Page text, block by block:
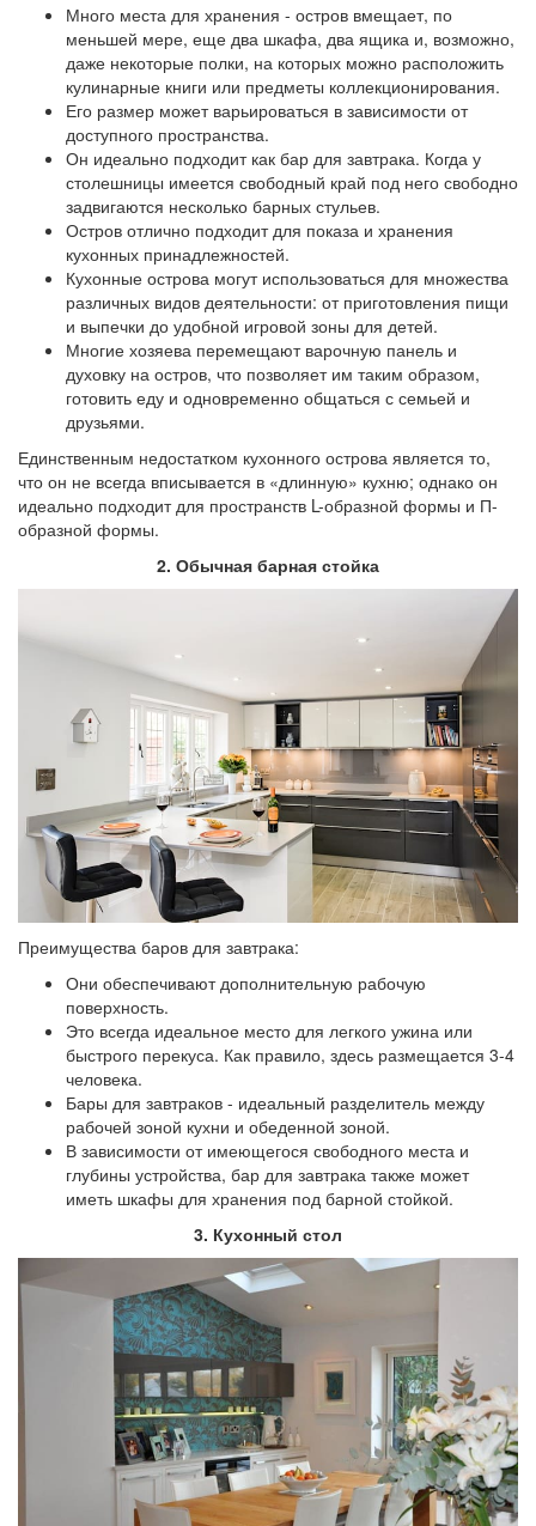
Много места для хранения - остров вмещает, по
меньшей мере, еще два шкафа, два ящика и, возможно,
даже некоторые полки, на которых можно расположить
кулинарные книги или предметы коллекционирования.
Его размер может варьироваться в зависимости от
доступного пространства.
Он идеально подходит как бар для завтрака. Когда у
столешницы имеется свободный край под него свободно
задвигаются несколько барных стульев.
Остров отлично подходит для показа и хранения
кухонных принадлежностей.
Кухонные острова могут использоваться для множества
различных видов деятельности: от приготовления пищи
и выпечки до удобной игровой зоны для детей.
Многие хозяева перемещают варочную панель и
духовку на остров, что позволяет им таким образом,
готовить еду и одновременно общаться с семьей и
друзьями.
Единственным недостатком кухонного острова является то,
что он не всегда вписывается в «длинную» кухню; однако он
идеально подходит для пространств L-образной формы и П-
образной формы.
2. Обычная барная стойка
Преимущества баров для завтрака:
Они обеспечивают дополнительную рабочую
поверхность.
Это всегда идеальное место для легкого ужина или
быстрого перекуса. Как правило, здесь размещается 3-4
человека.
Бары для завтраков - идеальный разделитель между
рабочей зоной кухни и обеденной зоной.
В зависимости от имеющегося свободного места и
глубины устройства, бар для завтрака также может
иметь шкафы для хранения под барной стойкой.
3. Кухонный стол